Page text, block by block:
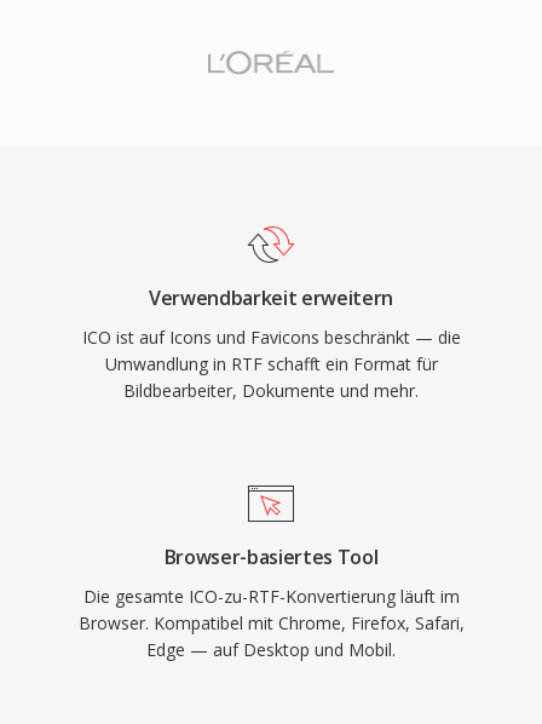
Verwendbarkeit erweitern
ICO ist auf Icons und Favicons beschränkt — die
Umwandlung in RTF schafft ein Format für
Bildbearbeiter, Dokumente und mehr.
Browser-basiertes Tool
Die gesamte ICO-zu-RTF-Konvertierung läuft im
Browser. Kompatibel mit Chrome, Firefox, Safari,
Edge — auf Desktop und Mobil.